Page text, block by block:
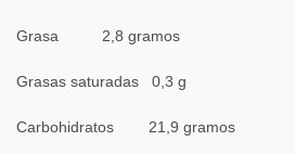
Grasa 2,8 gramos
Grasas saturadas 0,3 g
Carbohidratos 21,9 gramos